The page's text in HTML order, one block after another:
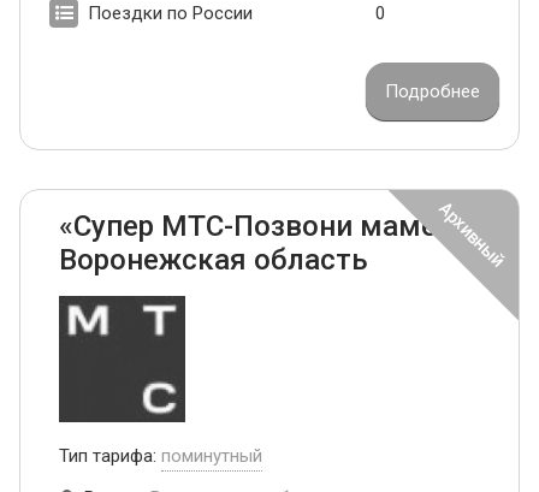
Поездки по России 0
Подробнее
«Супер МТС-Позвони маме»
Воронежская область
Тип тарифа: поминутный